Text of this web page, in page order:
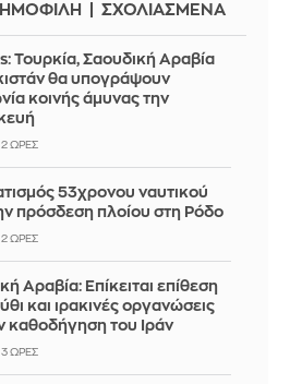
ΣΧΟΛΙΑΣΜΕΝΑ
Τουρκία, Σαουδική Αραβία
θα υπογράψουν
κοινής άμυνας την
ΏΡΕΣ
53χρονου ναυτικού
πρόσδεση πλοίου στη Ρόδο
ΏΡΕΣ
Αραβία: Επίκειται επίθεση
και ιρακινές οργανώσεις
καθοδήγηση του Ιράν
ΏΡΕΣ